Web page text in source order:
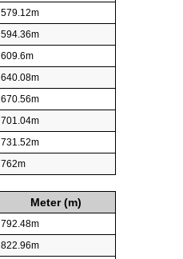
579.12m
594.36m
609.6m
640.08m
670.56m
701.04m
731.52m
762m
Meter (m)
792.48m
822.96m